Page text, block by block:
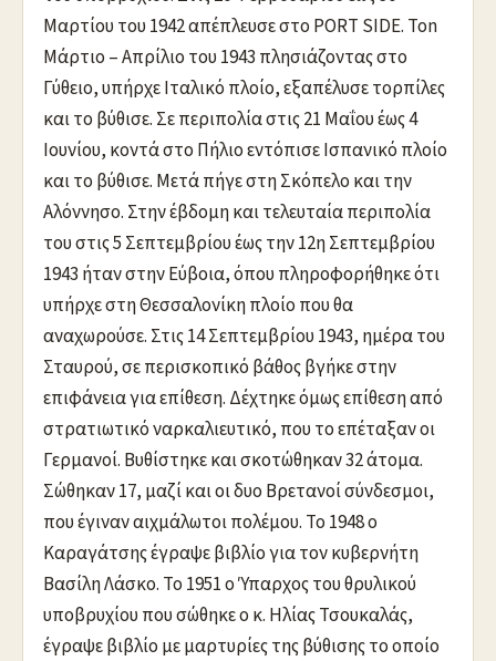
Μαρτίου του 1942 απέπλευσε στο PORT SIDE. Τοn
Μάρτιο – Απρίλιο του 1943 πλησιάζοντας στο
Γύθειο, υπήρχε Ιταλικό πλοίο, εξαπέλυσε τορπίλες
και το βύθισε. Σε περιπολία στις 21 Μαΐου έως 4
Ιουνίου, κοντά στο Πήλιο εντόπισε Ισπανικό πλοίο
και το βύθισε. Μετά πήγε στη Σκόπελο και την
Αλόννησο. Στην έβδομη και τελευταία περιπολία
του στις 5 Σεπτεμβρίου έως την 12η Σεπτεμβρίου
1943 ήταν στην Εύβοια, όπου πληροφορήθηκε ότι
υπήρχε στη Θεσσαλονίκη πλοίο που θα
αναχωρούσε. Στις 14 Σεπτεμβρίου 1943, ημέρα του
Σταυρού, σε περισκοπικό βάθος βγήκε στην
επιφάνεια για επίθεση. Δέχτηκε όμως επίθεση από
στρατιωτικό ναρκαλιευτικό, που το επέταξαν οι
Γερμανοί. Βυθίστηκε και σκοτώθηκαν 32 άτομα.
Σώθηκαν 17, μαζί και οι δυο Βρετανοί σύνδεσμοι,
που έγιναν αιχμάλωτοι πολέμου. Το 1948 ο
Καραγάτσης έγραψε βιβλίο για τον κυβερνήτη
Βασίλη Λάσκο. Το 1951 ο Ύπαρχος του θρυλικού
υποβρυχίου που σώθηκε ο κ. Ηλίας Τσουκαλάς,
έγραψε βιβλίο με μαρτυρίες της βύθισης το οποίο